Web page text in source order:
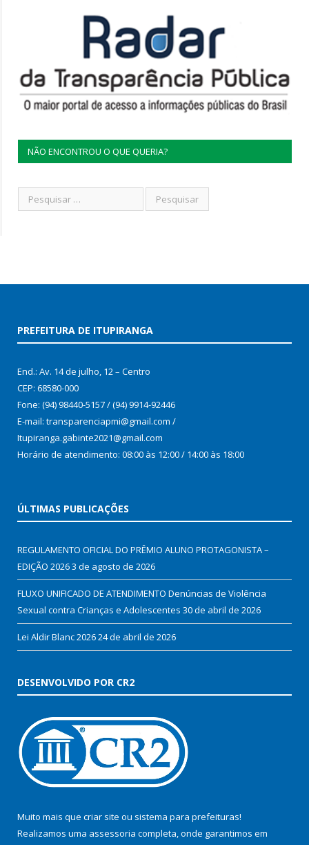
NÃO ENCONTROU O QUE QUERIA?
PREFEITURA DE ITUPIRANGA
End.: Av. 14 de julho, 12 – Centro
CEP: 68580-000
Fone: (94) 98440-5157 / (94) 9914-92446
E-mail: transparenciapmi@gmail.com /
Itupiranga.gabinte2021@gmail.com
Horário de atendimento: 08:00 às 12:00 / 14:00 às 18:00
ÚLTIMAS PUBLICAÇÕES
REGULAMENTO OFICIAL DO PRÊMIO ALUNO PROTAGONISTA –
EDIÇÃO 20263 de agosto de 2026
FLUXO UNIFICADO DE ATENDIMENTO Denúncias de Violência
Sexual contra Crianças e Adolescentes 30 de abril de 2026
Lei Aldir Blanc 202624 de abril de 2026
DESENVOLVIDO POR CR2
Muito mais que criar site ou sistema para prefeituras!
Realizamos uma assessoria completa, onde garantimos em